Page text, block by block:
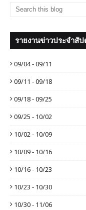
รายงานข่าวประจำสั
09/04 - 09/11
09/11 - 09/18
09/18 - 09/25
09/25 - 10/02
10/02 - 10/09
10/09 - 10/16
10/16 - 10/23
10/23 - 10/30
10/30 - 11/06